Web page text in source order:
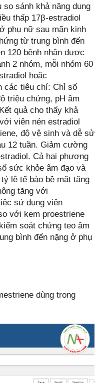
sánh khả năng dung
thấp 17β-estradiol
phụ nữ sau mãn kinh
từ trung bình đến
120 bệnh nhân được
2 nhóm, mỗi nhóm 60
hoặc
các tiêu chí: Chỉ số
triệu chứng, pH âm
quả cho thấy khả
viên nén estradiol
độ vệ sinh và dễ sử
12 tuần. Giảm cường
Cả hai phương
sức khỏe âm đạo và
lệ tế bào bề mặt tăng
tăng với
sử dụng viên
với kem proestriene
soát chứng teo âm
bình đến nặng ở phụ
dùng trong